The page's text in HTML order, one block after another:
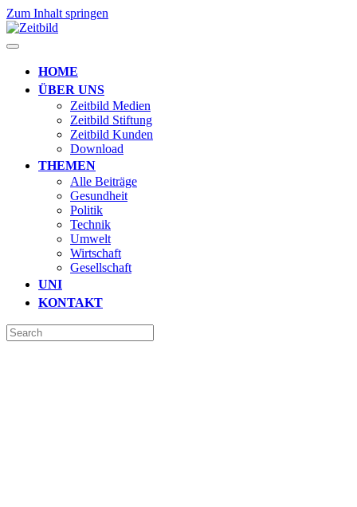
Zum Inhalt springen
HOME
ÜBER UNS
Zeitbild Medien
Zeitbild Stiftung
Zeitbild Kunden
Download
THEMEN
Alle Beiträge
Gesundheit
Politik
Technik
Umwelt
Wirtschaft
Gesellschaft
UNI
KONTAKT